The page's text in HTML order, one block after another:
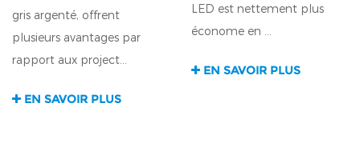
gris argenté, offrent
plusieurs avantages par
rapport aux project...
EN SAVOIR PLUS
LED est nettement plus
économe en ...
EN SAVOIR PLUS